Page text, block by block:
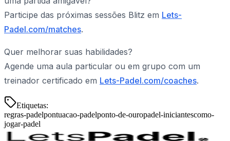
Participe das próximas sessões Blitz em Lets-
Padel.com/matches.
Quer melhorar suas habilidades?
Agende uma aula particular ou em grupo com um
treinador certificado em Lets-Padel.com/coaches.
Etiquetas:
regras-padelpontuacao-padelponto-de-ouropadel-iniciantescomo-
jogar-padel